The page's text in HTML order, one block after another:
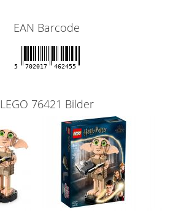
EAN Barcode
5 702017 462455
LEGO 76421 Bilder